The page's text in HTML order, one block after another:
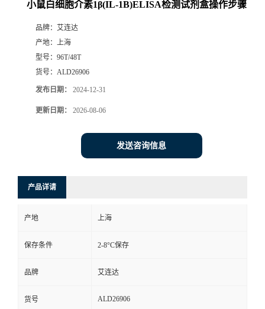
小鼠白细胞介素1β(IL-1B)ELISA检测试剂盒操作步骤
品牌： 艾连达
产地： 上海
型号： 96T/48T
货号： ALD26906
发布日期： 2024-12-31
更新日期： 2026-08-06
发送咨询信息
产品详请
产地 上海
保存条件 2-8°C保存
品牌 艾连达
货号 ALD26906